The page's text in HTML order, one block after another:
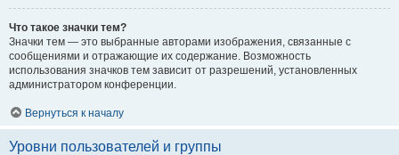
Что такое значки тем?
Значки тем — это выбранные авторами изображения, связанные с
сообщениями и отражающие их содержание. Возможность
использования значков тем зависит от разрешений, установленных
администратором конференции.
Вернуться к началу
Уровни пользователей и группы